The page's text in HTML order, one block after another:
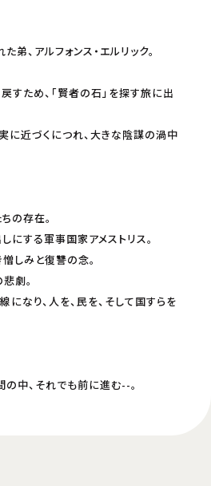
配信中
、アルフォンス・エルリック。
すため、「賢者の石」を探す旅に出
に近づくにつれ、大きな陰謀の渦中
の存在。
にする軍事国家アメストリス。
しみと復讐の念。
劇。
になり、人を、民を、そして国すらを
中、それでも前に進む--。